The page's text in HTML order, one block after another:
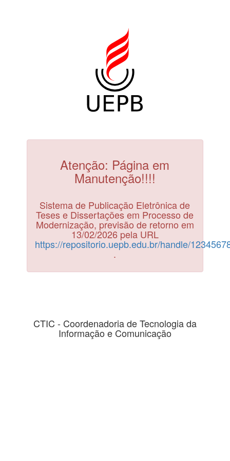
Atenção: Página em
Manutenção!!!!
Sistema de Publicação Eletrônica de
Teses e Dissertações em Processo de
Modernização, previsão de retorno em
13/02/2026 pela URL
https://repositorio.uepb.edu.br/handle/
.
CTIC - Coordenadoria de Tecnologia da
Informação e Comunicação